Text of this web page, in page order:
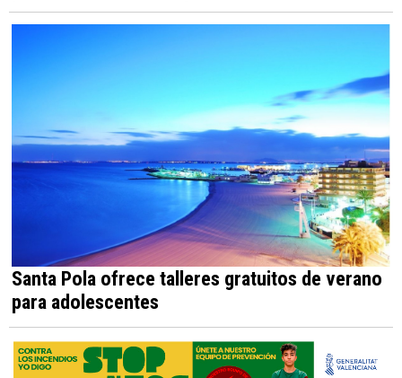
Santa Pola ofrece talleres gratuitos de verano
para adolescentes